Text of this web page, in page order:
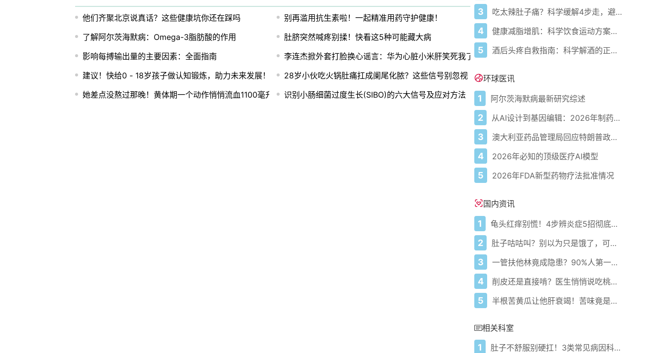
他们齐聚北京说真话？这些健康坑你还在踩吗
别再滥用抗生素啦！一起精准用药守护健康！
了解阿尔茨海默病：Omega-3脂肪酸的作用
肚脐突然喊疼别揉！快看这5种可能藏大病
影响每搏输出量的主要因素：全面指南
李连杰掀外套打脸换心谣言：华为心脏小米肝笑死我了
建议！快给0 - 18岁孩子做认知锻炼，助力未来发展！
28岁小伙吃火锅肚痛扛成阑尾化脓？这些信号别忽视
她差点没熬过那晚！黄体期一个动作悄悄流血1100毫升
识别小肠细菌过度生长(SIBO)的六大信号及应对方法
3 吃太辣肚子痛？科学缓解4步走，避免“辣出胃炎”
4 健康减脂增肌：科学饮食运动方案，助你高效达成目标
5 酒后头疼自救指南：科学解酒的正确打开方式
环球医讯
1 阿尔茨海默病最新研究综述
2 从AI设计到基因编辑：2026年制药领域重大突破
3 澳大利亚药品管理局回应特朗普政府准备宣布自闭症重磅消息
4 2026年必知的顶级医疗AI模型
5 2026年FDA新型药物疗法批准情况
国内资讯
1 龟头红痒别慌！4步辨炎症5招彻底防复发
2 肚子咕咕叫？别以为只是饿了，可能是身体在求救！
3 一管扶他林竟成隐患？90%人第一步就错了！
4 削皮还是直接啃？医生悄悄说吃桃的南北真相藏在这3个关键点
5 半根苦黄瓜让他肝衰竭！苦味竟是死亡倒计时？
相关科室
1 肚子不舒服别硬扛！3类常见病因科学应对指南